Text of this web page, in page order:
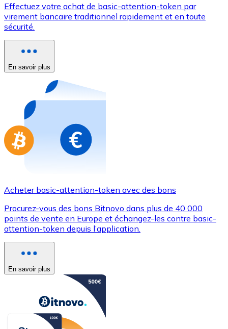
Boutique - Cartes
Nouveau
Achetez des cartes-cadeaux de vos marques
Aller à la boutique de cartes-cadeaux
Effectuez votre achat de basic-attention-token par
virement bancaire traditionnel rapidement et en toute
sécurité.
En savoir plus
Acheter basic-attention-token avec des bons
Procurez-vous des bons Bitnovo dans plus de 40 000
points de vente en Europe et échangez-les contre basic-
attention-token depuis l’application.
En savoir plus